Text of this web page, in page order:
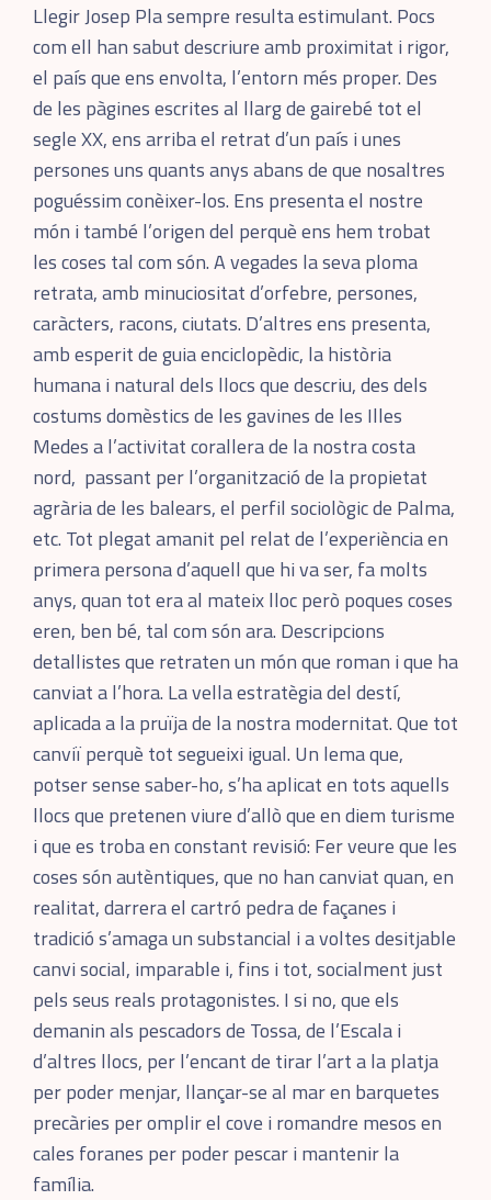
Llegir Josep Pla sempre resulta estimulant. Pocs
com ell han sabut descriure amb proximitat i rigor,
el país que ens envolta, l’entorn més proper. Des
de les pàgines escrites al llarg de gairebé tot el
segle XX, ens arriba el retrat d’un país i unes
persones uns quants anys abans de que nosaltres
poguéssim conèixer-los. Ens presenta el nostre
món i també l’origen del perquè ens hem trobat
les coses tal com són. A vegades la seva ploma
retrata, amb minuciositat d’orfebre, persones,
caràcters, racons, ciutats. D’altres ens presenta,
amb esperit de guia enciclopèdic, la història
humana i natural dels llocs que descriu, des dels
costums domèstics de les gavines de les Illes
Medes a l’activitat corallera de la nostra costa
nord, passant per l’organització de la propietat
agrària de les balears, el perfil sociològic de Palma,
etc. Tot plegat amanit pel relat de l’experiència en
primera persona d’aquell que hi va ser, fa molts
anys, quan tot era al mateix lloc però poques coses
eren, ben bé, tal com són ara. Descripcions
detallistes que retraten un món que roman i que ha
canviat a l’hora. La vella estratègia del destí,
aplicada a la pruïja de la nostra modernitat. Que tot
canviï perquè tot segueixi igual. Un lema que,
potser sense saber-ho, s’ha aplicat en tots aquells
llocs que pretenen viure d’allò que en diem turisme
i que es troba en constant revisió: Fer veure que les
coses són autèntiques, que no han canviat quan, en
realitat, darrera el cartró pedra de façanes i
tradició s’amaga un substancial i a voltes desitjable
canvi social, imparable i, fins i tot, socialment just
pels seus reals protagonistes. I si no, que els
demanin als pescadors de Tossa, de l’Escala i
d’altres llocs, per l’encant de tirar l’art a la platja
per poder menjar, llançar-se al mar en barquetes
precàries per omplir el cove i romandre mesos en
cales foranes per poder pescar i mantenir la
família.